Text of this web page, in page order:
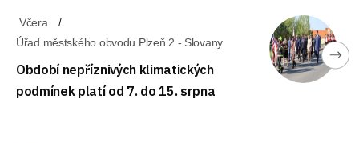
Včera
Úřad městského obvodu Plzeň 2 - Slovany
Období nepříznivých klimatických
podmínek platí od 7. do 15. srpna